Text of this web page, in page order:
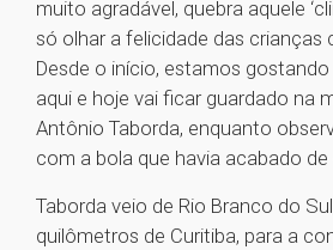
muito agradável, quebra aquele
só olhar a felicidade das crianças
Desde o início, estamos
aqui e hoje vai ficar guardado na
Antônio Taborda, enquanto
com a bola que havia acabado de
Taborda veio de Rio Branco do
quilômetros de Curitiba, para a